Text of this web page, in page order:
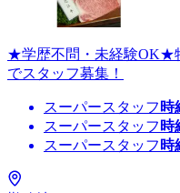
★学歴不問・未経験OK★
でスタッフ募集！
スーパースタッフ 時
スーパースタッフ 時
スーパースタッフ 時